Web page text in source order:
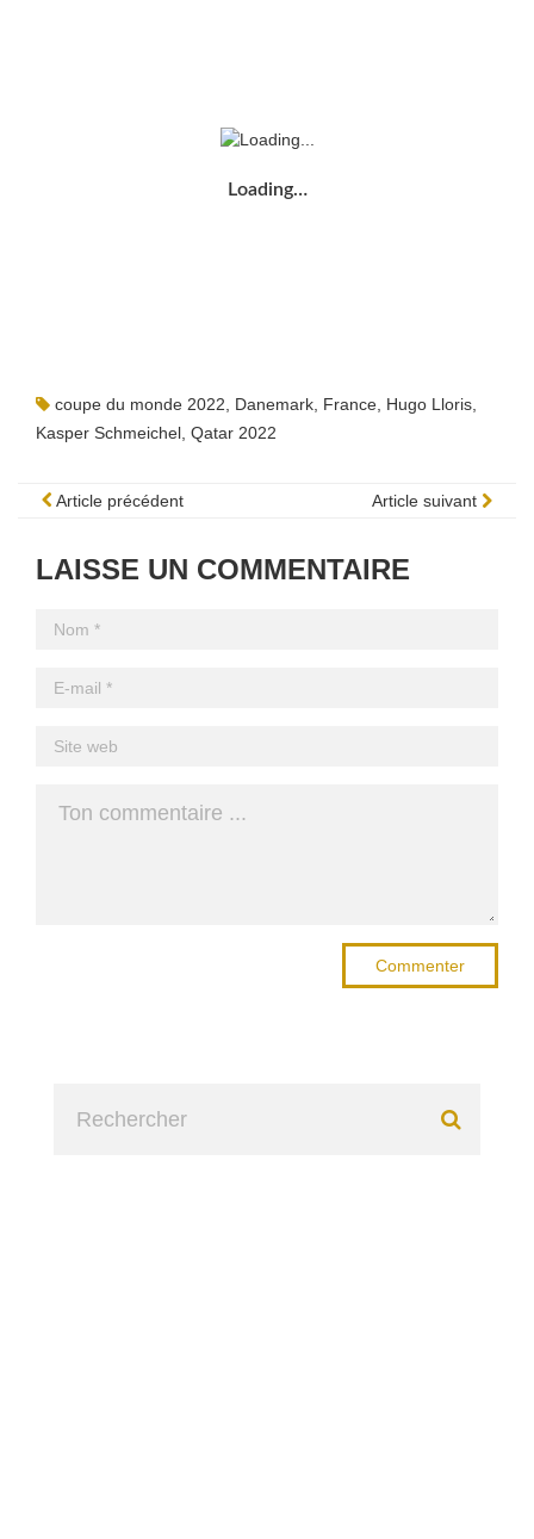
Loading…
coupe du monde 2022 Danemark France Hugo Lloris
Kasper Schmeichel Qatar 2022
Article précédent Article suivant
LAISSE UN COMMENTAIRE
Commenter